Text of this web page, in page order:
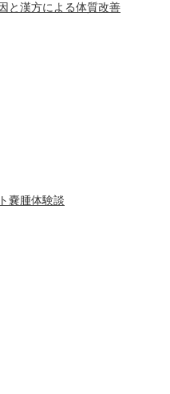
と漢方による体質改善
嚢腫体験談